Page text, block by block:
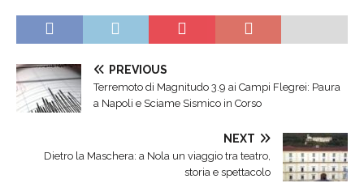
PREVIOUS
Terremoto di Magnitudo 3.9 ai Campi Flegrei: Paura
a Napoli e Sciame Sismico in Corso
NEXT
Dietro la Maschera: a Nola un viaggio tra teatro,
storia e spettacolo